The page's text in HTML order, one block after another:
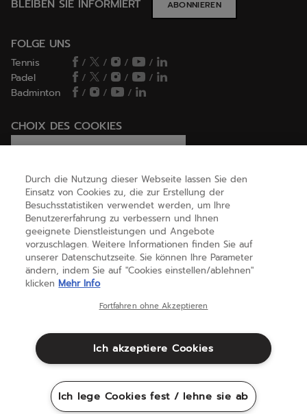
BLEIBEN SIE INFORMIERT ABONNIEREN
FOLGE UNS
Tennis / / /
/
Padel
/ / /
/
Badminton
/ / /
CHOIX DES COOKIES
Ich lege Cookies fest / lehne sie ab
HILFE
ÜBER UNS
(deutsch)
Rechtliche Hinweise
Cookies
Sitemap
©Babolat
Durch die Nutzung dieser Webseite lassen Sie den
Einsatz von Cookies zu, die zur Erstellung der
Besuchsstatistiken verwendet werden, um Ihre
Benutzererfahrung zu verbessern und Ihnen
geeignete Dienstleistungen und Angebote
vorzuschlagen. Weitere Informationen finden Sie auf
unserer Datenschutzseite. Sie können Ihre Parameter
ändern, indem Sie auf "Cookies einstellen/ablehnen"
klicken Mehr Info
Fortfahren ohne Akzeptieren
Ich akzeptiere Cookies
Ich lege Cookies fest / lehne sie ab